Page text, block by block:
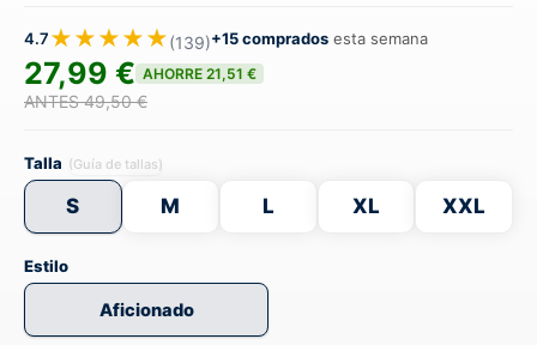
4.7★★★★★(139)+15 comprados esta semana
27,99 € AHORRE 21,51 €
ANTES 49,50 €
Talla (Guía de tallas)
S M L XL XXL
Estilo
Aficionado